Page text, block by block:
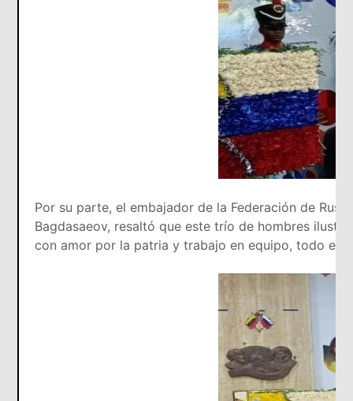
Por su parte, el embajador de la Federación de
Bagdasaeov, resaltó que este trío de hombres
con amor por la patria y trabajo en equipo, todo es